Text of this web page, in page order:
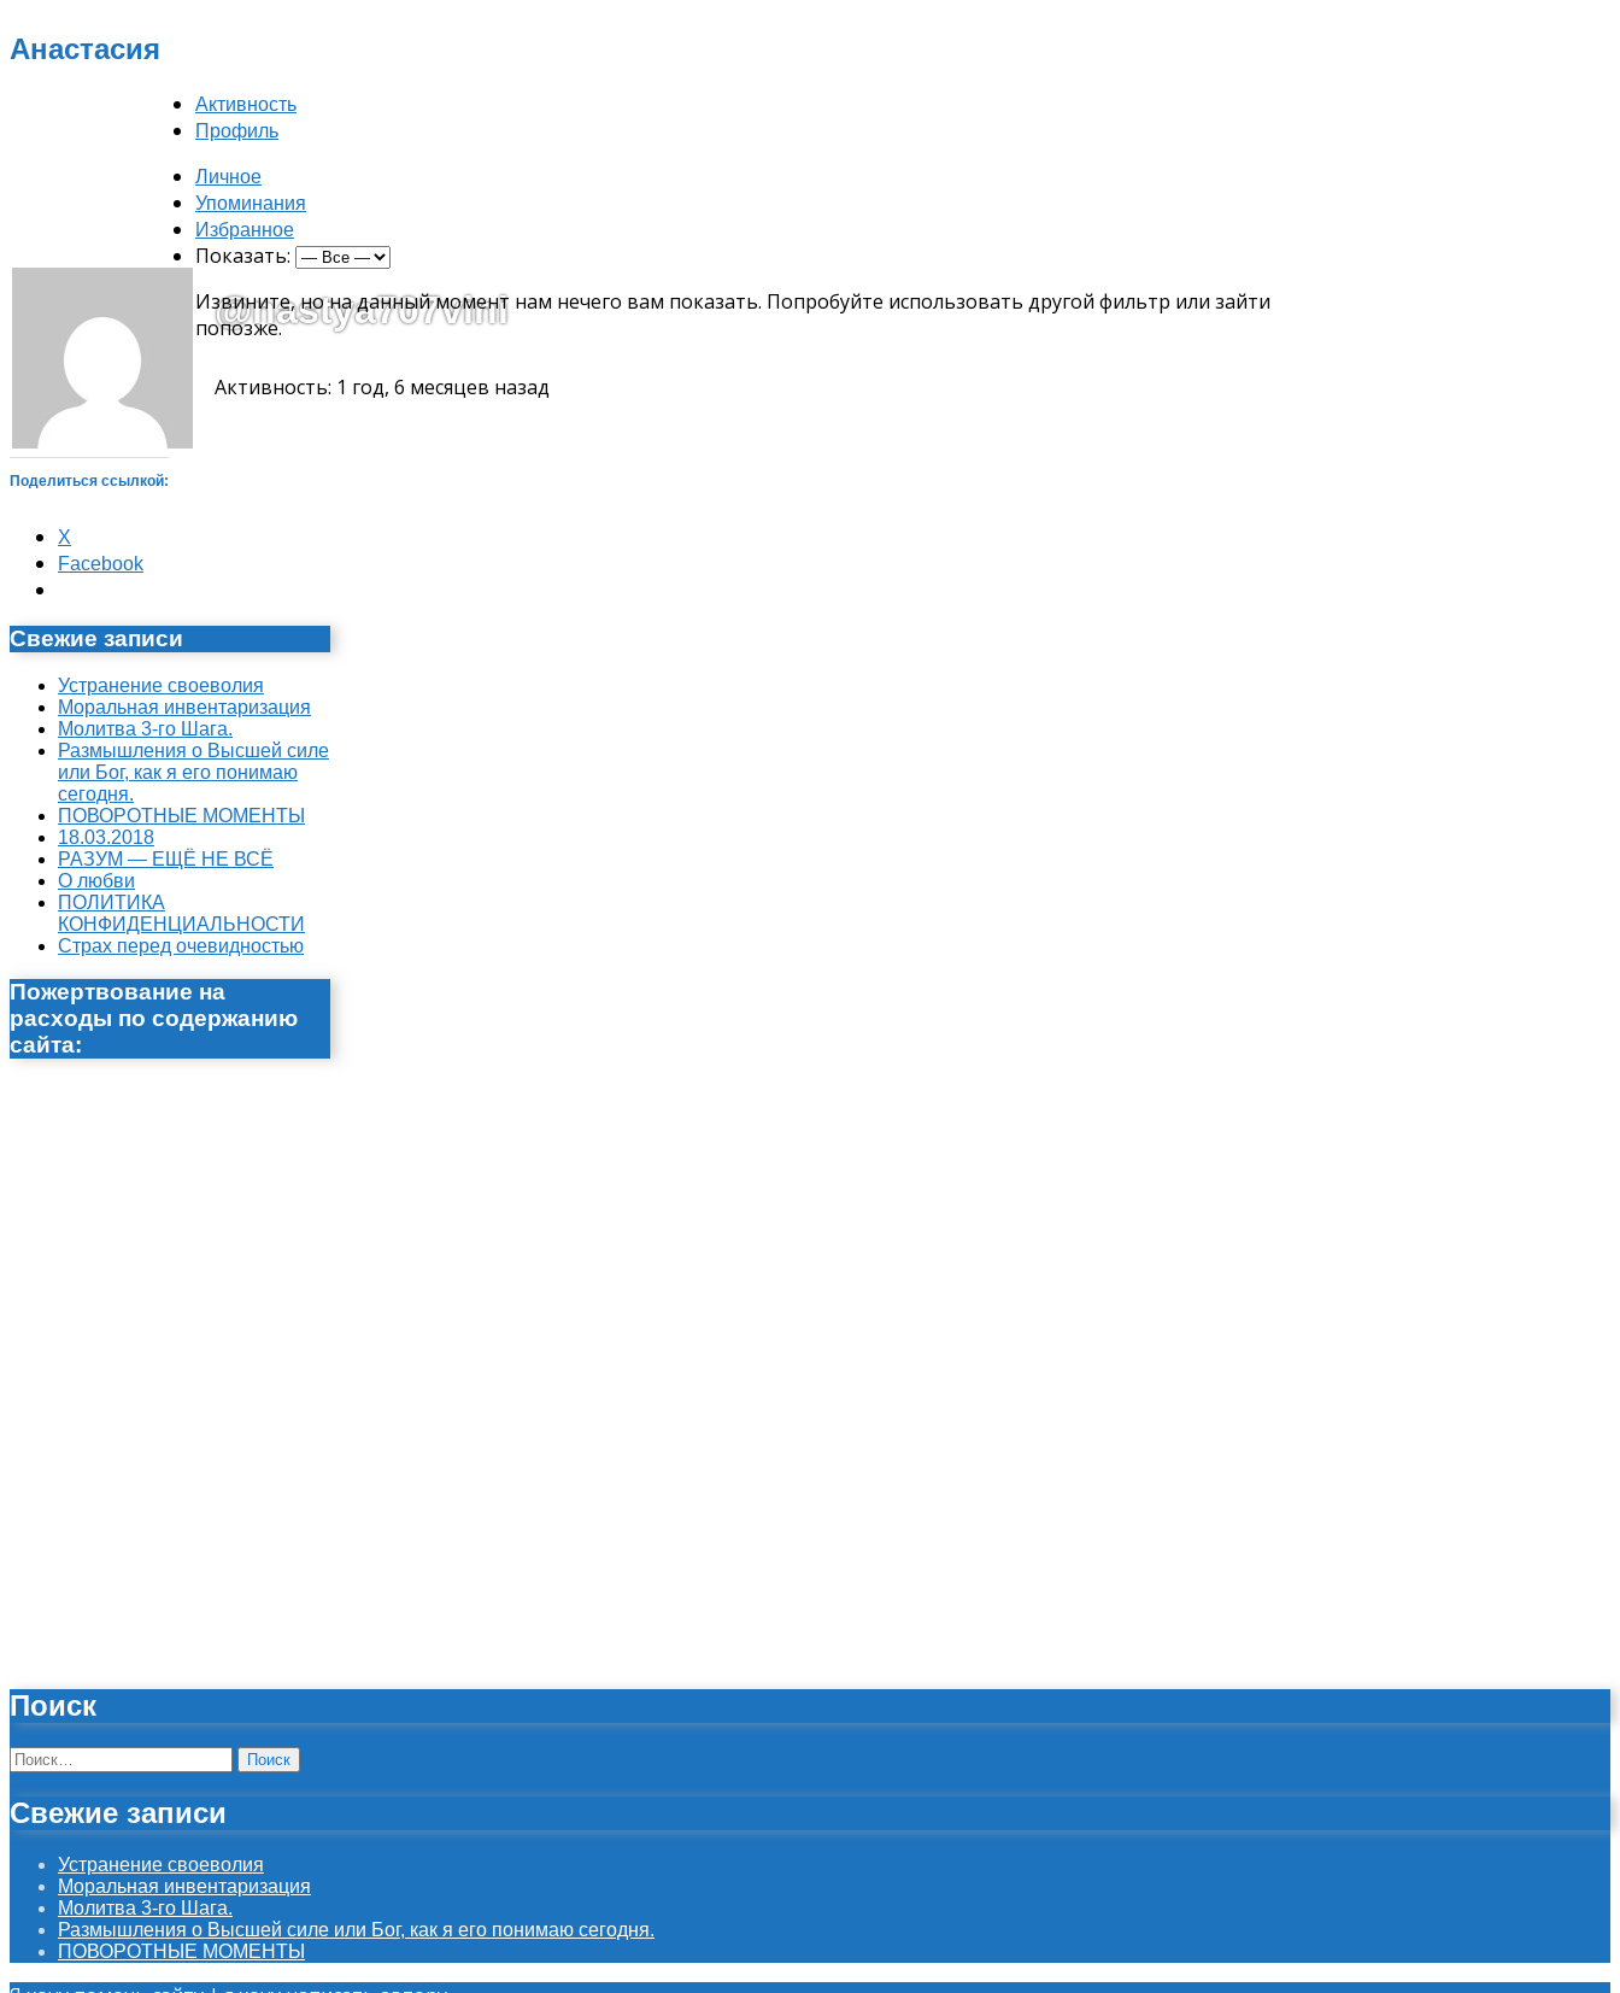
Анастасия
@nastya707vini
Активность: 1 год, 6 месяцев назад
Активность
Профиль
Личное
Упоминания
Избранное
Показать:
Извините, но на данный момент нам нечего вам показать. Попробуйте использовать другой фильтр или зайти
попозже.
Поделиться ссылкой:
X
Facebook
Свежие записи
Устранение своеволия
Моральная инвентаризация
Молитва 3-го Шага.
Размышления о Высшей силе
или Бог, как я его понимаю
сегодня.
ПОВОРОТНЫЕ МОМЕНТЫ
18.03.2018
РАЗУМ — ЕЩЁ НЕ ВСЁ
О любви
ПОЛИТИКА
КОНФИДЕНЦИАЛЬНОСТИ
Страх перед очевидностью
Пожертвование на
расходы по содержанию
сайта:
Поиск
Найти:
Свежие записи
Устранение своеволия
Моральная инвентаризация
Молитва 3-го Шага.
Размышления о Высшей силе или Бог, как я его понимаю сегодня.
ПОВОРОТНЫЕ МОМЕНТЫ